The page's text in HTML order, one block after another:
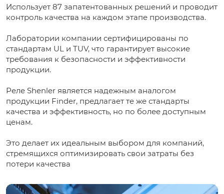
Использует 87 запатентованных решений и проводит
контроль качества на каждом этапе производства.
Лаборатории компании сертифицированы по
стандартам UL и TUV, что гарантирует высокие
требования к безопасности и эффективности
продукции.
Реле Shenler является надежным аналогом
продукции Finder, предлагает те же стандарты
качества и эффективность, но по более доступным
ценам.
Это делает их идеальным выбором для компаний,
стремящихся оптимизировать свои затраты без
потери качества